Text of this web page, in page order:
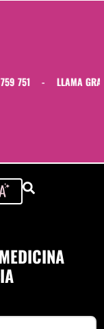
- LLAMA